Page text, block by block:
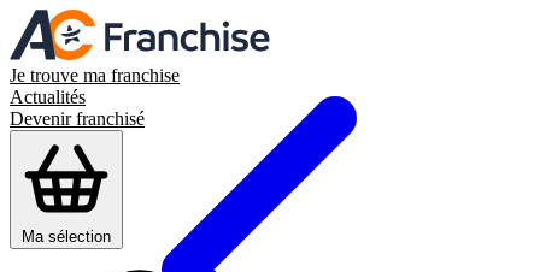
Je trouve ma franchise
Actualités
Devenir franchisé
Ma sélection